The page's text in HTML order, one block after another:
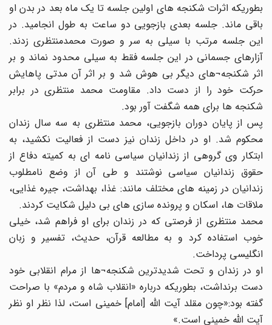
بطوریکه اثرات شکنجه های اولین جلسه تا یک ماه بعد در بدن او
باقی ماند. جلسه بعدی بازجویی دو ساعت به طول انجامید. در
این جلسه مرتب با سیلی به سر و صورت محمدمنتظری زدند.
آزارهای جسمانی در این جلسه فقط به سیلی محدود نماند و بر
اثر شکنجه¬های دیگر بی هوش شد و بر اثر آن مدتی پاهایش
حرکت خود را از دست داد. مقاومت محمد منتظری در برابر
شکنجه ها برای همه شگفت آور بود.
پس از پایان دوران بازجویی، محمد منتظری به سه سال زندان
محکوم شد. او در داخل زندان نیز دست از فعالیت نکشید، به
ابتکار وی گروهی از زندانیان سیاسی نامه ای به کمیته دفاع از
حقوق زندانیان سیاسی نوشتند و طی آن از وضع نامطلوب
زندانیان در زمینه های مختلف مانند: غذا، بهداشت، جیره غذایی،
ملاقات ها، اسکان و پرونده سازی های بی دلیل شکایت کردند.
محمد منتظری از فرصتی که در زندان برای او فراهم شد، خیلی
خوب استفاده کرد و به مطالعه قرآن، حدیث، تفسیر و زبان
انگلیسی پرداخت.
او در زندان و تحت شدیدترین شکنجه¬ها از مرام انقلابی خود
دست برنداشت، بطوریکه درباره «انقلاب شاه و مردم» با صراحت
گفته بود:«چون مقلد آیت الله [امام] خمینی است، لذا نظر او نظر
آیت الله خمینی است.»